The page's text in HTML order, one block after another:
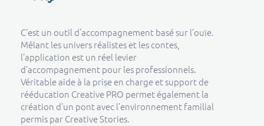
C’est un outil d’accompagnement basé sur l’ouïe.
Mêlant les univers réalistes et les contes,
l’application est un réel levier
d’accompagnement pour les professionnels.
Véritable aide à la prise en charge et support de
rééducation Creative PRO permet également la
création d’un pont avec l’environnement familial
permis par Creative Stories.